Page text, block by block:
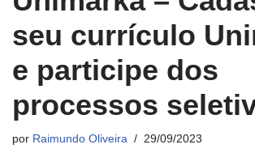
seu currículo
e participe dos
processos
por Raimundo Oliveira 29/09/2023